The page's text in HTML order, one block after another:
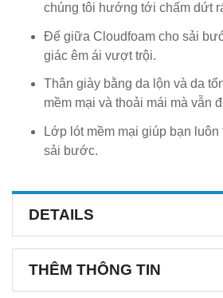
chúng tôi hướng tới chấm dứt
Đế giữa Cloudfoam cho sải
giác êm ái vượt trội.
Thân giày bằng da lộn và da
mềm mại và thoải mái mà vẫn
Lớp lót mềm mại giúp bạn
sải bước.
DETAILS
THÊM THÔNG TIN